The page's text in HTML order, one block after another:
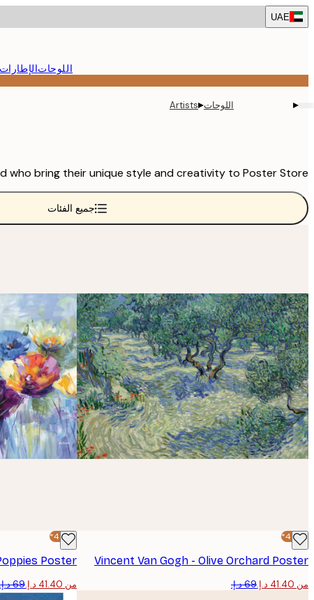
Skip
to
UAE
اللوحاتالإطارات
▸ اللوحات▸
Artists
who bring their unique style and creativity to Poster Store.
جميع الفئات
-40%*
Vincent Van Gogh - Olive Orchard Poster
من ‏41.40 د.إ.‏
-40%*
Poster
من ‏41.40 د.إ.‏